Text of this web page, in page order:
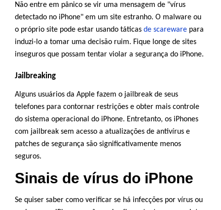
Não entre em pânico se vir uma mensagem de "vírus
detectado no iPhone" em um site estranho. O malware ou
o próprio site pode estar usando táticas de scareware para
induzi-lo a tomar uma decisão ruim. Fique longe de sites
inseguros que possam tentar violar a segurança do iPhone.
Jailbreaking
Alguns usuários da Apple fazem o jailbreak de seus
telefones para contornar restrições e obter mais controle
do sistema operacional do iPhone. Entretanto, os iPhones
com jailbreak sem acesso a atualizações de antivírus e
patches de segurança são significativamente menos
seguros.
Sinais de vírus do iPhone
Se quiser saber como verificar se há infecções por vírus ou